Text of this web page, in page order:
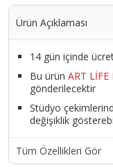
Ürün Açıklaması
14 gün içinde
Bu ürün ART LİFE
gönderilecektir
Stüdyo
değişiklik
Tüm Özellikleri Gör